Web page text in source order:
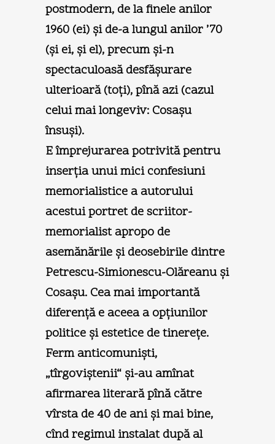
postmodern, de la finele anilor
1960 (ei) şi de-a lungul anilor ’70
(şi ei, şi el), precum şi-n
spectaculoasă desfăşurare
ulterioară (toţi), pînă azi (cazul
celui mai longeviv: Cosaşu
însuşi).
E împrejurarea potrivită pentru
inserţia unui mici confesiuni
memorialistice a autorului
acestui portret de scriitor-
memorialist apropo de
asemănările şi deosebirile dintre
Petrescu-Simionescu-Olăreanu şi
Cosaşu. Cea mai importantă
diferenţă e aceea a opţiunilor
politice şi estetice de tinereţe.
Ferm anticomunişti,
„tîrgoviştenii“ şi-au amînat
afirmarea literară pînă către
vîrsta de 40 de ani şi mai bine,
cînd regimul instalat după al